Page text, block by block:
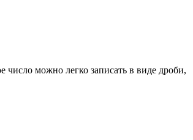
число можно легко записать в виде дроби,